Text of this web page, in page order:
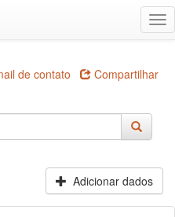
de contato Compartilhar
Adicionar dados